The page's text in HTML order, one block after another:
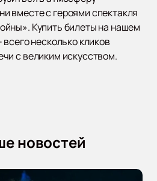
вместе с героями спектакля
Купить билеты на нашем
несколько кликов
с великим искусством.
новостей